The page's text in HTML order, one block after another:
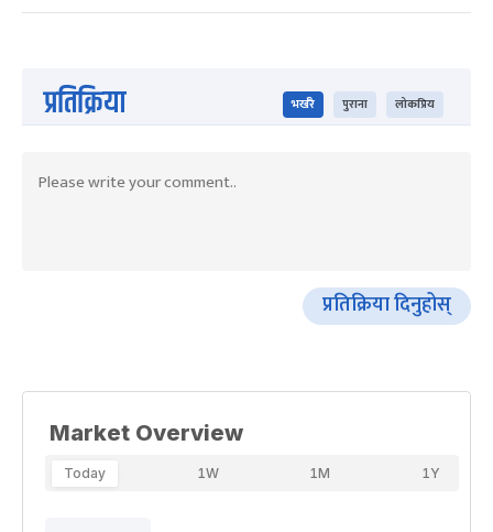
प्रतिक्रिया भर्खरै पुराना लोकप्रिय
प्रतिक्रिया दिनुहोस्